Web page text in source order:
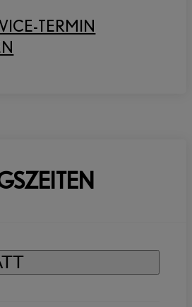
TERMIN